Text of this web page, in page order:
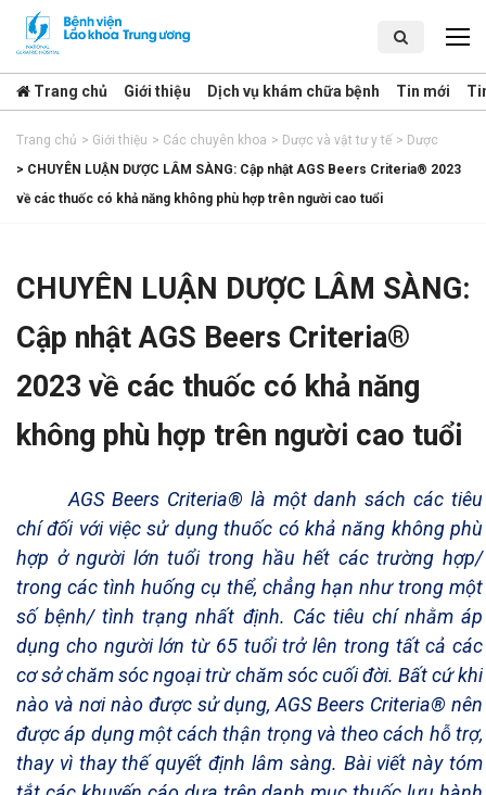
Trang chủ Giới thiệu Dịch vụ khám chữa bệnh Tin mới
Trang chủ > Giới thiệu > Các chuyên khoa > Dược và vật tư y tế > Dược
> CHUYÊN LUẬN DƯỢC LÂM SÀNG: Cập nhật AGS Beers Criteria® 2023
về các thuốc có khả năng không phù hợp trên người cao tuổi
CHUYÊN LUẬN DƯỢC LÂM SÀNG:
Cập nhật AGS Beers Criteria®
2023 về các thuốc có khả năng
không phù hợp trên người cao tuổi
AGS Beers Criteria® là một danh sách các tiêu
chí đối với việc sử dụng thuốc có khả năng không phù
hợp ở người lớn tuổi trong hầu hết các trường hợp/
trong các tình huống cụ thể, chẳng hạn như trong một
số bệnh/ tình trạng nhất định. Các tiêu chí nhằm áp
dụng cho người lớn từ 65 tuổi trở lên trong tất cả các
cơ sở chăm sóc ngoại trừ chăm sóc cuối đời. Bất cứ khi
nào và nơi nào được sử dụng, AGS Beers Criteria® nên
được áp dụng một cách thận trọng và theo cách hỗ trợ,
thay vì thay thế quyết định lâm sàng. Bài viết này tóm